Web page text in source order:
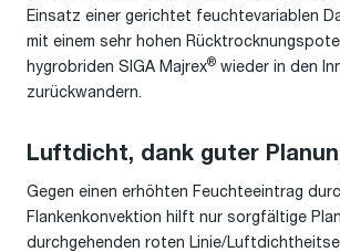
Einsatz einer gerichtet feuchtevariablen
mit einem sehr hohen
hygrobriden SIGA Majrex® wieder in den
zurückwandern.
Luftdicht, dank guter
Gegen einen erhöhten Feuchteeintrag
Flankenkonvektion hilft nur sorgfältige
durchgehenden roten Linie/